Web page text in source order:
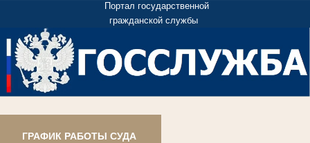
Портал государственной
гражданской службы
ГРАФИК РАБОТЫ СУДА